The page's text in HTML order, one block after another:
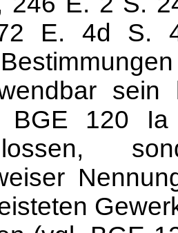
E. 4d S.
BGE 120